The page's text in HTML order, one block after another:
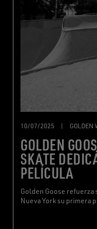
10/07/2025 | GOLDEN
GOLDEN
SKATE
PELÍCULA
Golden Goose refuerza
Nueva York su primera